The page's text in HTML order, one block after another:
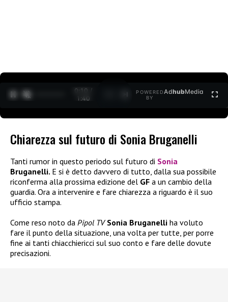
0:11 /
1:40
POWERED
BY
AdhubMedia
Chiarezza sul futuro di Sonia Bruganelli
Tanti rumor in questo periodo sul futuro di Sonia
Bruganelli. E si è detto davvero di tutto, dalla sua possibile
riconferma alla prossima edizione del GF a un cambio della
guardia. Ora a intervenire e fare chiarezza a riguardo è il suo
ufficio stampa.
Come reso noto da Pipol TV Sonia Bruganelli ha voluto
fare il punto della situazione, una volta per tutte, per porre
fine ai tanti chiacchiericci sul suo conto e fare delle dovute
precisazioni.